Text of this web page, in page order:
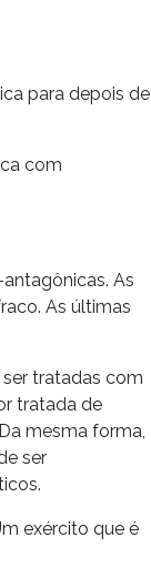
para depois de
com
As
As últimas
tratadas com
tratada de
mesma forma,
ser
exército que é